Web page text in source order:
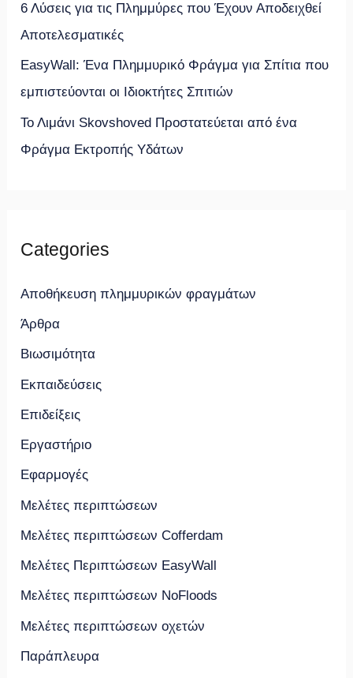
:
6 Λύσεις για τις Πλημμύρες που Έχουν Αποδειχθεί
Αποτελεσματικές
EasyWall: Ένα Πλημμυρικό Φράγμα για Σπίτια που
εμπιστεύονται οι Ιδιοκτήτες Σπιτιών
Το Λιμάνι Skovshoved Προστατεύεται από ένα
Φράγμα Εκτροπής Υδάτων
Categories
Αποθήκευση πλημμυρικών φραγμάτων
Άρθρα
Βιωσιμότητα
Εκπαιδεύσεις
Επιδείξεις
Εργαστήριο
Εφαρμογές
Μελέτες περιπτώσεων
Μελέτες περιπτώσεων Cofferdam
Μελέτες Περιπτώσεων EasyWall
Μελέτες περιπτώσεων NoFloods
Μελέτες περιπτώσεων οχετών
Παράπλευρα